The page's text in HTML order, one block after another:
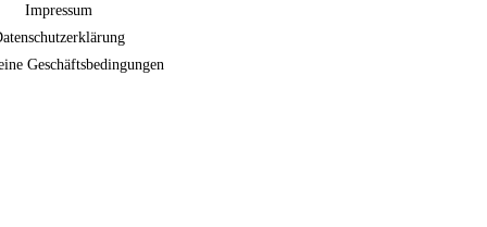
Impressum
Geschäftsbedingungen